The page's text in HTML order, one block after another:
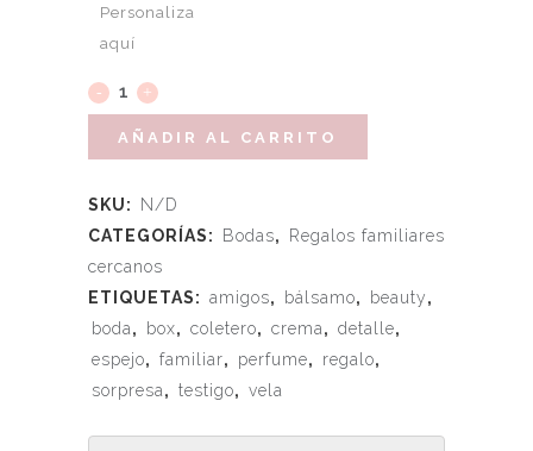
Personaliza
aquí
AÑADIR AL CARRITO
SKU:
N/D
CATEGORÍAS:
Bodas,
Regalos familiares
cercanos
ETIQUETAS: amigos, bálsamo, beauty,
boda, box, coletero, crema, detalle,
espejo, familiar, perfume, regalo,
sorpresa, testigo, vela